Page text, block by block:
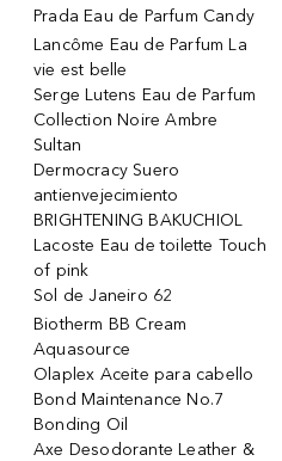
Prada Eau de Parfum Candy
Lancôme Eau de Parfum La
vie est belle
Serge Lutens Eau de Parfum
Collection Noire Ambre
Sultan
Dermocracy Suero
antienvejecimiento
BRIGHTENING BAKUCHIOL
Lacoste Eau de toilette Touch
of pink
Sol de Janeiro 62
Biotherm BB Cream
Aquasource
Olaplex Aceite para cabello
Bond Maintenance No.7
Bonding Oil
Axe Desodorante Leather &